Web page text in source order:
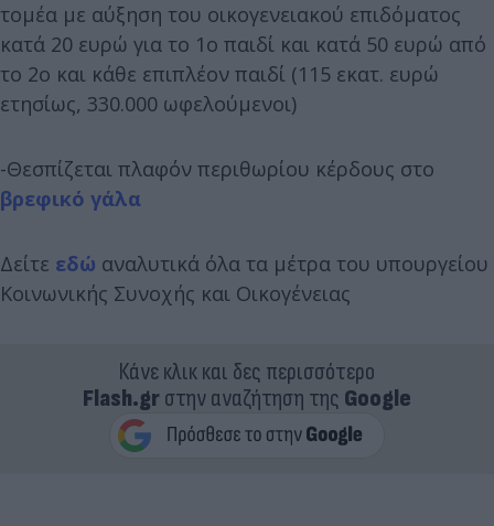
τομέα με αύξηση του οικογενειακού επιδόματος
κατά 20 ευρώ για το 1ο παιδί και κατά 50 ευρώ από
το 2ο και κάθε επιπλέον παιδί (115 εκατ. ευρώ
ετησίως, 330.000 ωφελούμενοι)
-Θεσπίζεται πλαφόν περιθωρίου κέρδους στο
βρεφικό γάλα
Δείτε εδώ αναλυτικά όλα τα μέτρα του υπουργείου
Κοινωνικής Συνοχής και Οικογένειας
Κάνε κλικ και δες περισσότερο
Flash.grστην αναζήτηση της Google